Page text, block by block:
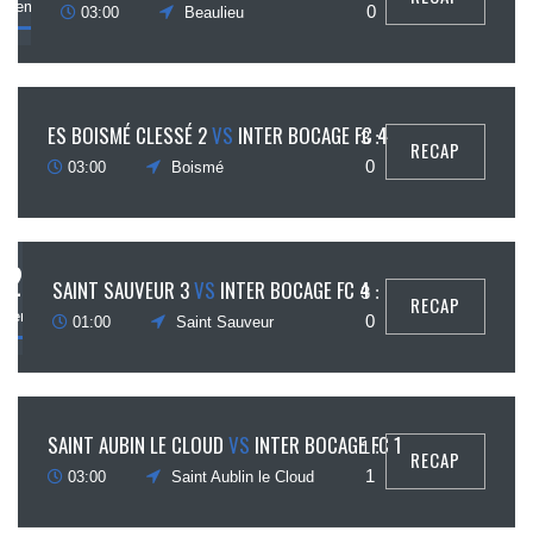
03:00 Beaulieu 0
ES BOISMÉ CLESSÉ 2VS INTER BOCAGE FC 4
03:00 Boismé
3 :
0
RECAP
21 SAINT SAUVEUR 3VS INTER BOCAGE FC 4
01:00 Saint Sauveur
3 :
0
RECAP
SAINT AUBIN LE CLOUD VS INTER BOCAGE FC 1
03:00 Saint Aublin le Cloud
1 :
1
RECAP